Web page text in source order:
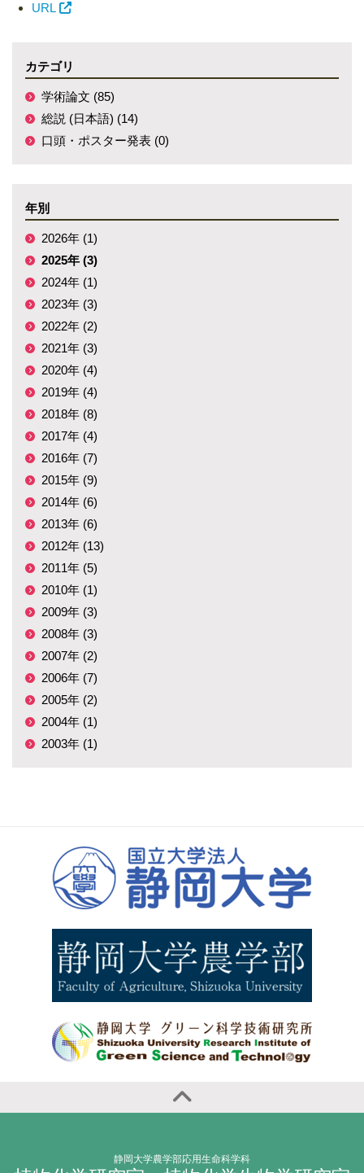
URL
カテゴリ
学術論文 (85)
総説 (日本語) (14)
口頭・ポスター発表 (0)
年別
2026年 (1)
2025年 (3)
2024年 (1)
2023年 (3)
2022年 (2)
2021年 (3)
2020年 (4)
2019年 (4)
2018年 (8)
2017年 (4)
2016年 (7)
2015年 (9)
2014年 (6)
2013年 (6)
2012年 (13)
2011年 (5)
2010年 (1)
2009年 (3)
2008年 (3)
2007年 (2)
2006年 (7)
2005年 (2)
2004年 (1)
2003年 (1)
静岡大学農学部応用生命科学科